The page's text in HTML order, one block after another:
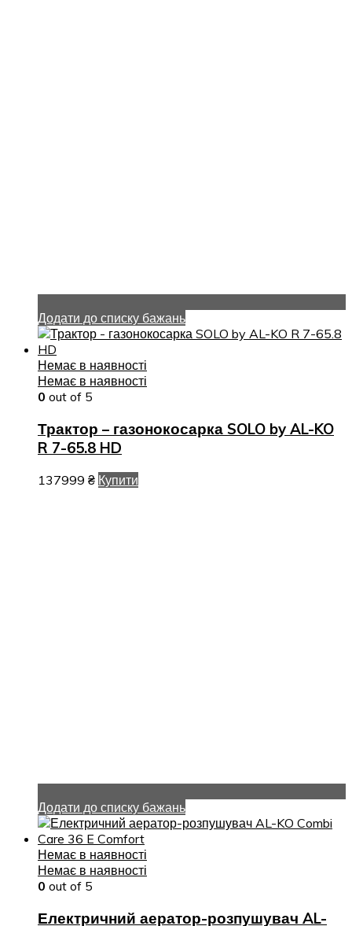
Додати до списку бажань
Немає в наявності
Немає в наявності
0 out of 5
Трактор – газонокосарка SOLO by AL-KO
R 7-65.8 HD
137999 ₴ Купити
Додати до списку бажань
Немає в наявності
Немає в наявності
0 out of 5
Електричний аератор-розпушувач AL-